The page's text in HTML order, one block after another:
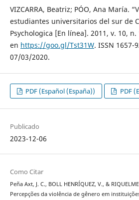
VIZCARRA, Beatriz; PÓO, Ana María.
estudiantes universitarios del sur de
Psychologica [En línea]. 2011, v. 10,
en https://goo.gl/Tst31W. ISSN 1657-
07/03/2020.
PDF (Español (España)) PDF
Publicado
2023-12-06
Como Citar
Peña Axt, J. C., BOLL HENRÍQUEZ, V., &
Percepções da violência de gênero em